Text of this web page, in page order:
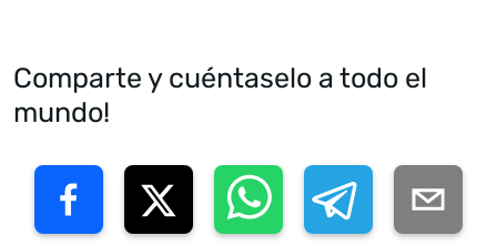
Comparte y cuéntaselo a todo el
mundo!